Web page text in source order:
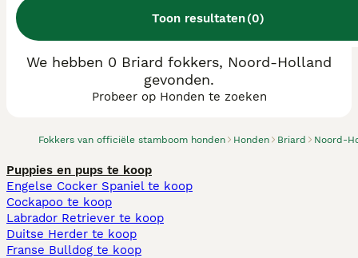
Toon resultaten(0)
Fokkers van officiële stamboom honden Honden Briard Noord-
We hebben 0 Briard fokkers, Noord-Holland
gevonden.
Probeer op Honden te zoeken
Puppies en pups te koop
Engelse Cocker Spaniel te koop
Cockapoo te koop
Labrador Retriever te koop
Duitse Herder te koop
Franse Bulldog te koop